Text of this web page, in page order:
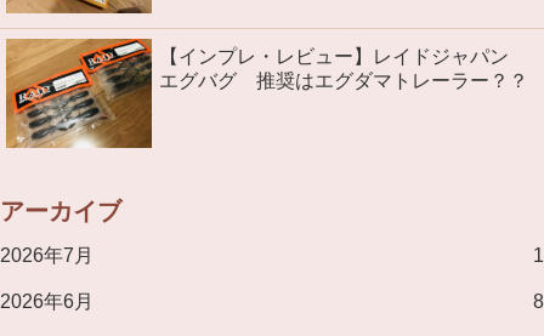
【インプレ・レビュー】レイドジャパン
エグバグ 推奨はエグダマトレーラー？？
アーカイブ
2026年7月 1
2026年6月 8